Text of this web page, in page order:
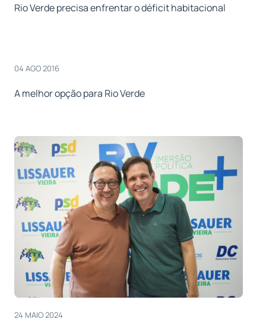
Rio Verde precisa enfrentar o déficit habitacional
04 AGO 2016
A melhor opção para Rio Verde
24 MAIO 2024